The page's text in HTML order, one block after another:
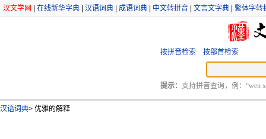
汉文学网 在线新华字典 汉语词典 成语词典 中文转拼音 文言文字典 繁体字转
按拼音检索 按部首检索
提示： 支持拼音查询，例：“wen
汉语词典> 优雅的解释